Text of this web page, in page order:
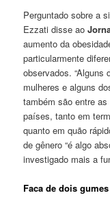
Perguntado sobre a
Ezzati disse ao
aumento da
particularmente
observados.
mulheres e alguns
também são entre
países, tanto em
quanto em quão
de gênero “é algo
investigado mais a
Faca de dois gumes